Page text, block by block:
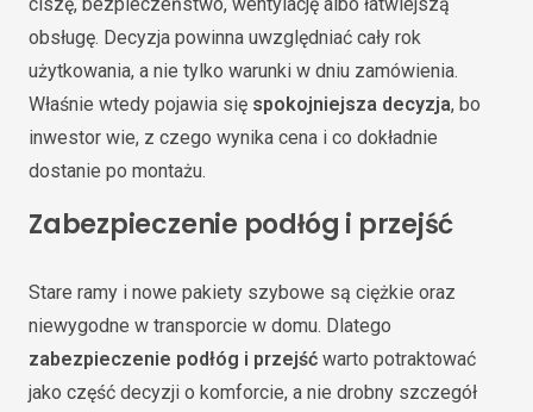
obsługę. Decyzja powinna uwzględniać cały rok
użytkowania, a nie tylko warunki w dniu zamówienia.
Właśnie wtedy pojawia się spokojniejsza decyzja, bo
inwestor wie, z czego wynika cena i co dokładnie
dostanie po montażu.
Zabezpieczenie podłóg i przejść
Stare ramy i nowe pakiety szybowe są ciężkie oraz
niewygodne w transporcie w domu. Dlatego
zabezpieczenie podłóg i przejść warto potraktować
jako część decyzji o komforcie, a nie drobny szczegół